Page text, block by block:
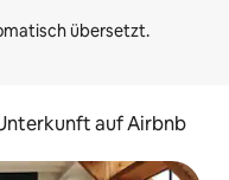
auf Airbnb